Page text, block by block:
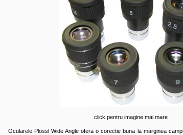
click pentru imagine mai mare
Ocularele Plossl Wide Angle ofera o corectie buna la marginea